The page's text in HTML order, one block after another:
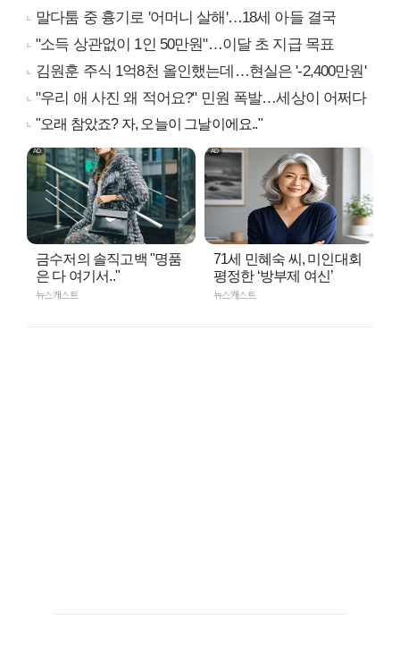
말다툼 중 흉기로 '어머니 살해'…18세 아들 결국
"소득 상관없이 1인 50만원"…이달 초 지급 목표
김원훈 주식 1억8천 올인했는데…현실은 '-2,400만원'
"우리 애 사진 왜 적어요?" 민원 폭발…세상이 어쩌다
"오래 참았죠? 자, 오늘이 그날이에요.."
금수저의 솔직고백 "명품
은 다 여기서.."
뉴스캐스트
71세 민혜숙 씨, 미인대회
평정한 ‘방부제 여신’
뉴스캐스트